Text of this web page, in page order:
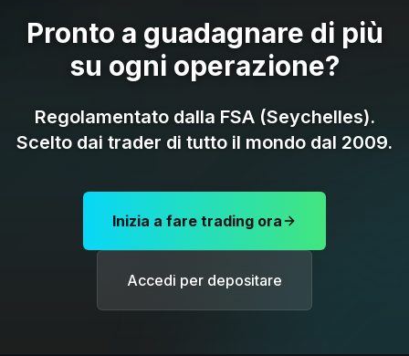
Pronto a guadagnare di più
su ogni operazione?
Regolamentato dalla FSA (Seychelles).
Scelto dai trader di tutto il mondo dal 2009.
Inizia a fare trading ora
Accedi per depositare